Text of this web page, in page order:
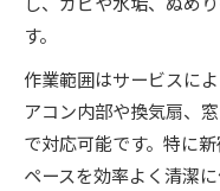
す。
作業範囲はサービスに
アコン内部や換気扇、
で対応可能です。特に
ペースを効率よく清潔